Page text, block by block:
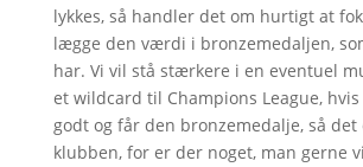
lykkes, så handler det om hurtigt at
lægge den værdi i bronzemedaljen,
har. Vi vil stå stærkere i en eventuel
et wildcard til Champions League,
godt og får den bronzemedalje, så
klubben, for er der noget, man gerne